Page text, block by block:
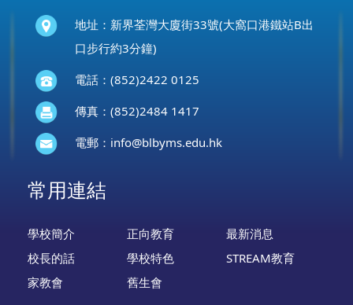
地址：新界荃灣大廈街33號(大窩口港鐵站B出
口步行約3分鐘)
電話：(852)2422 0125
傳真：(852)2484 1417
電郵： info@blbyms.edu.hk
常用連結
學校簡介 正向教育
最新消息
校長的話
學校特色
STREAM教育
家教會
舊生會